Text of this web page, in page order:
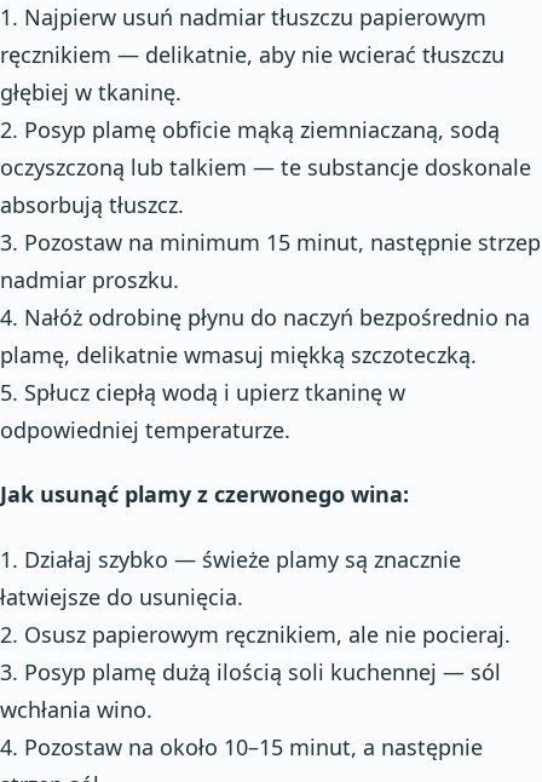
1. Najpierw usuń nadmiar tłuszczu papierowym
ręcznikiem — delikatnie, aby nie wcierać tłuszczu
głębiej w tkaninę.
2. Posyp plamę obficie mąką ziemniaczaną, sodą
oczyszczoną lub talkiem — te substancje doskonale
absorbują tłuszcz.
3. Pozostaw na minimum 15 minut, następnie strzep
nadmiar proszku.
4. Nałóż odrobinę płynu do naczyń bezpośrednio na
plamę, delikatnie wmasuj miękką szczoteczką.
5. Spłucz ciepłą wodą i upierz tkaninę w
odpowiedniej temperaturze.
Jak usunąć plamy z czerwonego wina:
1. Działaj szybko — świeże plamy są znacznie
łatwiejsze do usunięcia.
2. Osusz papierowym ręcznikiem, ale nie pocieraj.
3. Posyp plamę dużą ilością soli kuchennej — sól
wchłania wino.
4. Pozostaw na około 10–15 minut, a następnie